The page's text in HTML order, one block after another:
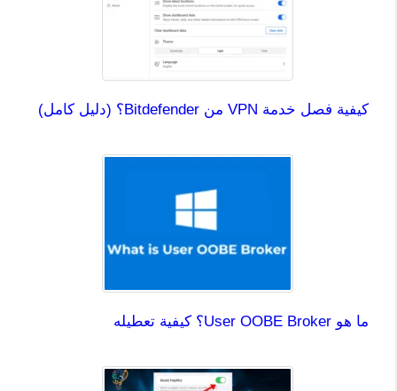
كيفية فصل خدمة VPN من Bitdefender؟ (دليل كامل)
ما هو User OOBE Broker؟ كيفية تعطيله